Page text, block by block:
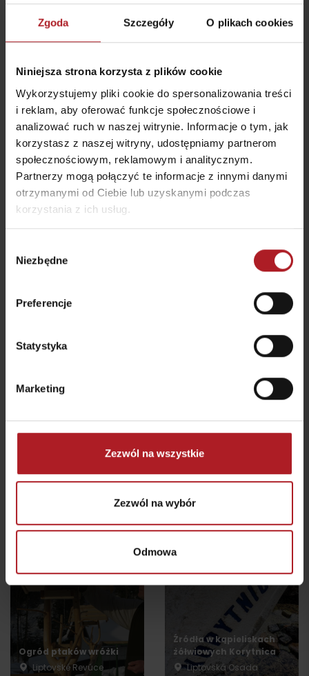
Zgoda Szczegóły O plikach cookies
Niniejsza strona korzysta z plików cookie
Wykorzystujemy pliki cookie do spersonalizowania treści
i reklam, aby oferować funkcje społecznościowe i
analizować ruch w naszej witrynie. Informacje o tym, jak
korzystasz z naszej witryny, udostępniamy partnerom
społecznościowym, reklamowym i analitycznym.
Partnerzy mogą połączyć te informacje z innymi danymi
otrzymanymi od Ciebie lub uzyskanymi podczas
korzystania z ich usług.
zgody
Niezbędne
Preferencje
Statystyka
Marketing
Zezwól na wszystkie
Zezwól na wybór
Odmowa
Gdzie jeść i pić w pobliżu:
Koliba Janosika
Liptovská Osada
Restauracja Smrekovica
Ľubochňa
Partizánska Ľupča
Restauracja Chata
Osada Magurka
Restauracja Vlkolínec
wszystkie miejsca do jedzenia i picia
Atrakcje i relaks w pobliżu:
Ogród ptaków wróżki
Liptovské Revúce
Źródła w kąpieliskach
żółwiowych Korytnica
Liptovská Osada